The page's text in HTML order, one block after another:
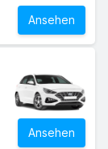
Ansehen
Ansehen